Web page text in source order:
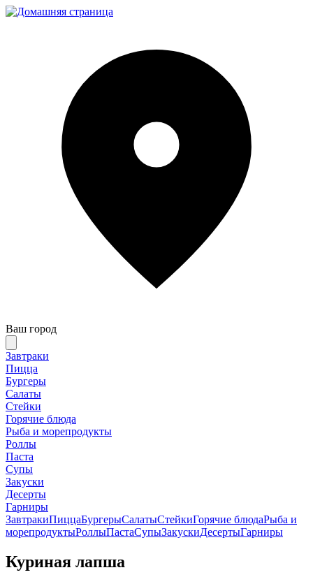
Ваш город
Завтраки
Пицца
Бургеры
Салаты
Стейки
Горячие блюда
Рыба и морепродукты
Роллы
Паста
Супы
Закуски
Десерты
Гарниры
ЗавтракиПиццаБургерыСалатыСтейкиГорячие блюдаРыба и
морепродуктыРоллыПастаСупыЗакускиДесертыГарниры
Куриная лапша